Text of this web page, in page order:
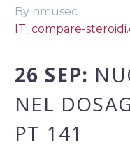
By nmusec
IT_compare-
26 SEP:
NEL
PT 141